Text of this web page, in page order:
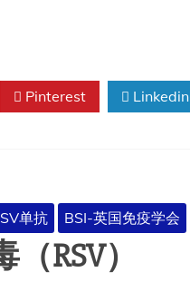
Pinterest Linkedin
单抗 BSI-英国免疫学会
RSV）